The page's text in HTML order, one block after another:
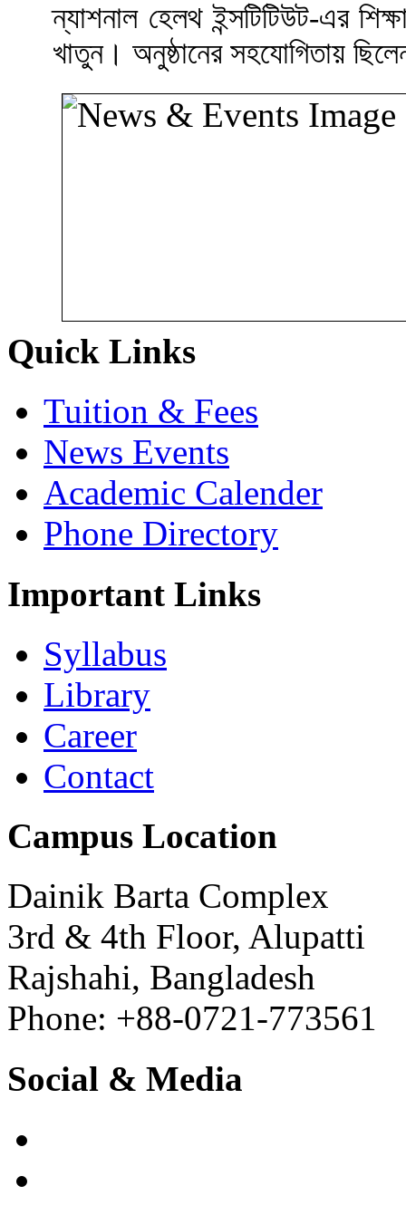
ন্যাশনাল হেলথ ইন্সটিটিউট-এর
খাতুন। অনুষ্ঠানের সহযোগিতায়
Quick Links
Tuition & Fees
News Events
Academic Calender
Phone Directory
Important Links
Syllabus
Library
Career
Contact
Campus Location
Dainik Barta Complex
3rd & 4th Floor, Alupatti
Rajshahi, Bangladesh
Phone: +88-0721-773561
Social & Media